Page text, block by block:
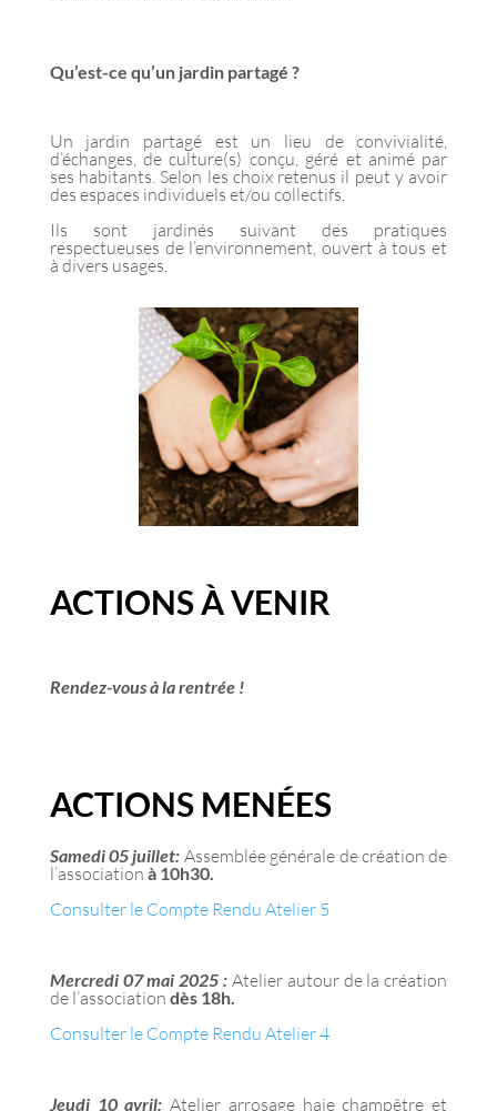
Qu’est-ce qu’un jardin partagé ?
Un jardin partagé est un lieu de convivialité,
d’échanges, de culture(s) conçu, géré et animé par
ses habitants. Selon les choix retenus il peut y avoir
des espaces individuels et/ou collectifs.
Ils sont jardinés suivant des pratiques
respectueuses de l’environnement, ouvert à tous et
à divers usages.
ACTIONS À VENIR
Rendez-vous à la rentrée !
ACTIONS MENÉES
Samedi 05 juillet: Assemblée générale de création de
l’association à 10h30.
Consulter le Compte Rendu Atelier 5
Mercredi 07 mai 2025 : Atelier autour de la création
de l’association dès 18h.
Consulter le Compte Rendu Atelier 4
Jeudi 10 avril: Atelier arrosage haie champêtre et